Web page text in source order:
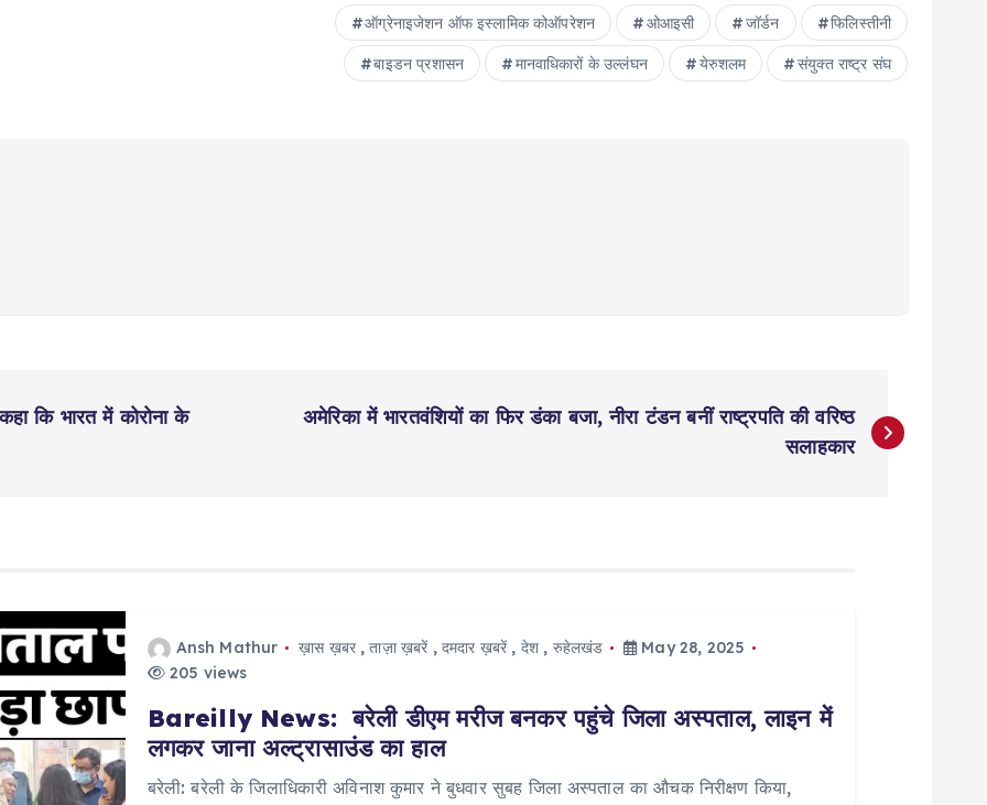
ऑग्रेनाइजेशन ऑफ इस्लामिक कोऑपरेशन ओआइसी जॉर्डन फिलिस्तीनी
बाइडन प्रशासन मानवाधिकारों के उल्लंघन येरुशलम संयुक्त राष्ट्र संघ
कि भारत में कोरोना के
अमेरिका में भारतवंशियों का फिर डंका बजा, नीरा टंडन बनीं राष्ट्रपति की वरिष्ठ
सलाहकार
Ansh Mathur ख़ास ख़बर ,ताज़ा ख़बरें , दमदार ख़बरें , देश , रुहेलखंड
May 28, 2025
205 views
Bareilly News: बरेली डीएम मरीज बनकर पहुंचे जिला अस्पताल, लाइन में
लगकर जाना अल्ट्रासाउंड का हाल
बरेली: बरेली के जिलाधिकारी अविनाश कुमार ने बुधवार सुबह जिला अस्पताल का औचक निरीक्षण किया,